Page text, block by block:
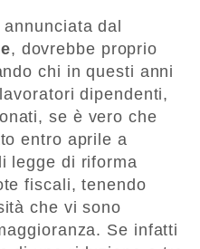
dal
, dovrebbe proprio
chi in questi anni
dipendenti,
se è vero che
entro aprile a
legge di riforma
fiscali, tenendo
che vi sono
Se infatti